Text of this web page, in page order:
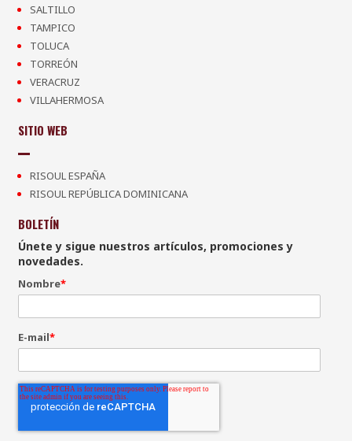
SALTILLO
TAMPICO
TOLUCA
TORREÓN
VERACRUZ
VILLAHERMOSA
SITIO WEB
RISOUL ESPAÑA
RISOUL REPÚBLICA DOMINICANA
BOLETÍN
Únete y sigue nuestros artículos, promociones y
novedades.
Nombre*
E-mail*